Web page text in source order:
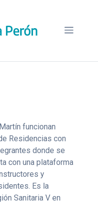
Perón Menú
funcionan
Residencias con
donde se
con una plataforma
y
Es la
Sanitaria V en